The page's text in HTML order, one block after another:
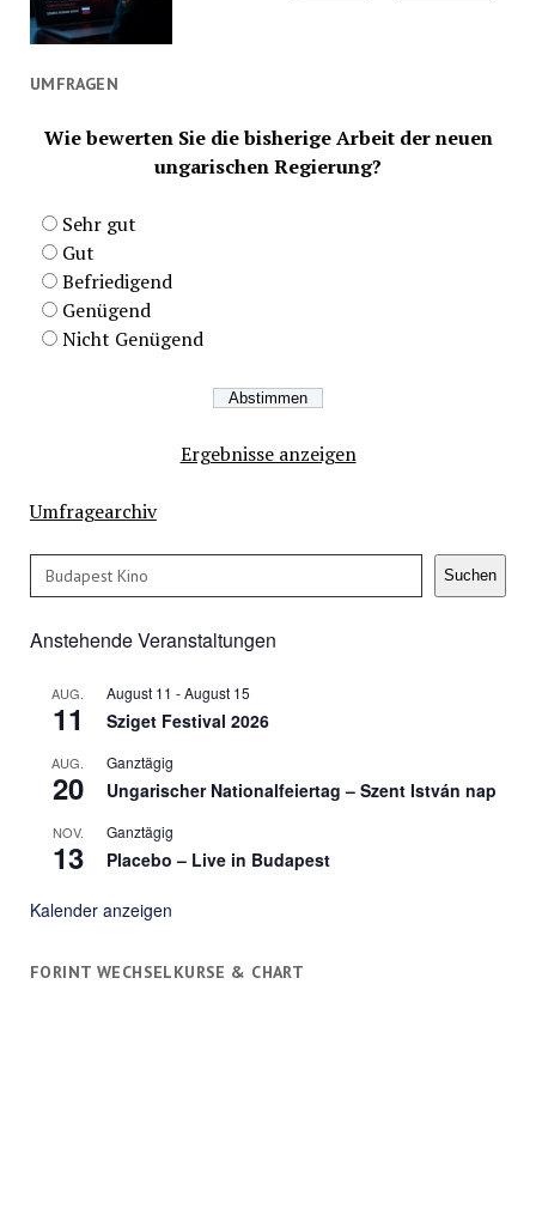
UMFRAGEN
Wie bewerten Sie die bisherige Arbeit der neuen
ungarischen Regierung?
Sehr gut
Gut
Befriedigend
Genügend
Nicht Genügend
Ergebnisse anzeigen
Umfragearchiv
Suchen Suchen
Anstehende Veranstaltungen
AUG.
11
August 11 -August 15
Sziget Festival 2026
AUG.
20
Ganztägig
Ungarischer Nationalfeiertag – Szent István nap
NOV.
13
Ganztägig
Placebo – Live in Budapest
Kalender anzeigen
FORINT WECHSELKURSE & CHART